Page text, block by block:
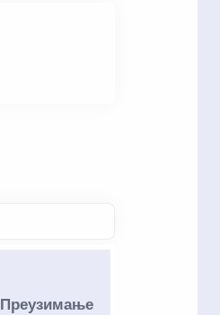
Преузимање